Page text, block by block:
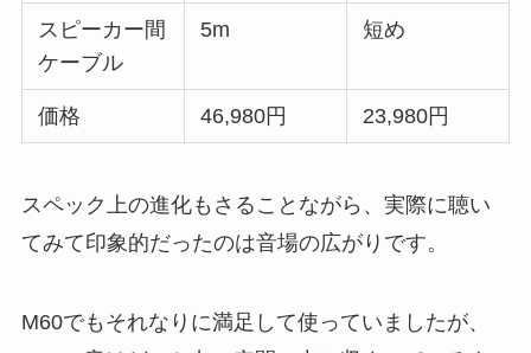
スピーカー間
ケーブル
5m 短め
価格 46,980円 23,980円
スペック上の進化もさることながら、実際に聴い
てみて印象的だったのは音場の広がりです。
M60でもそれなりに満足して使っていましたが、